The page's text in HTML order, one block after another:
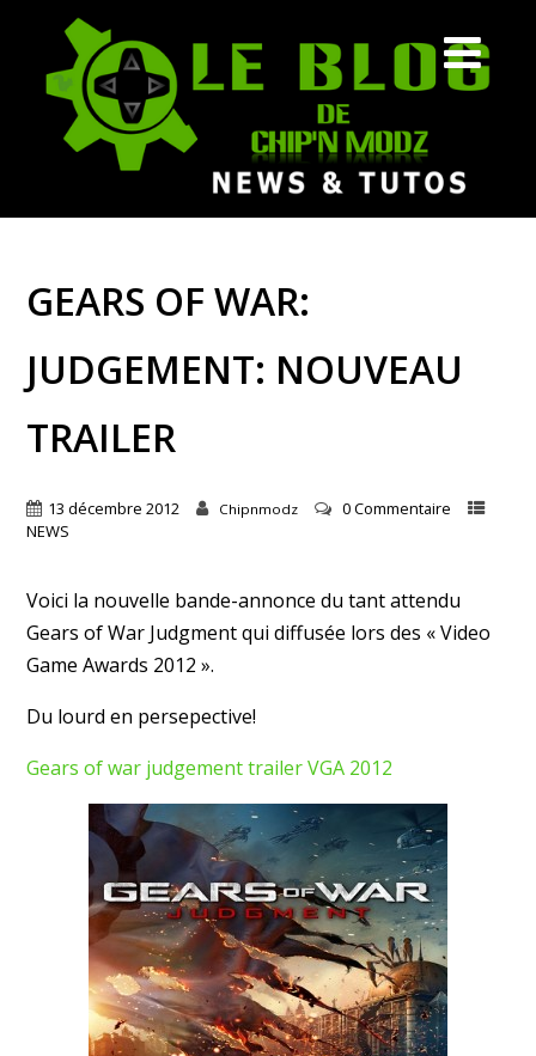
GEARS OF WAR:
JUDGEMENT: NOUVEAU
TRAILER
13 décembre 2012 Chipnmodz
0 Commentaire
NEWS
Voici la nouvelle bande-annonce du tant attendu
Gears of War Judgment qui diffusée lors des « Video
Game Awards 2012 ».
Du lourd en persepective!
Gears of war judgement trailer VGA 2012